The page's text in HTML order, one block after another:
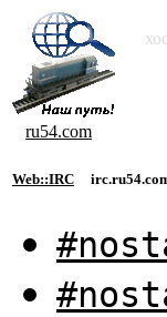
ru54.com
Web::IRC